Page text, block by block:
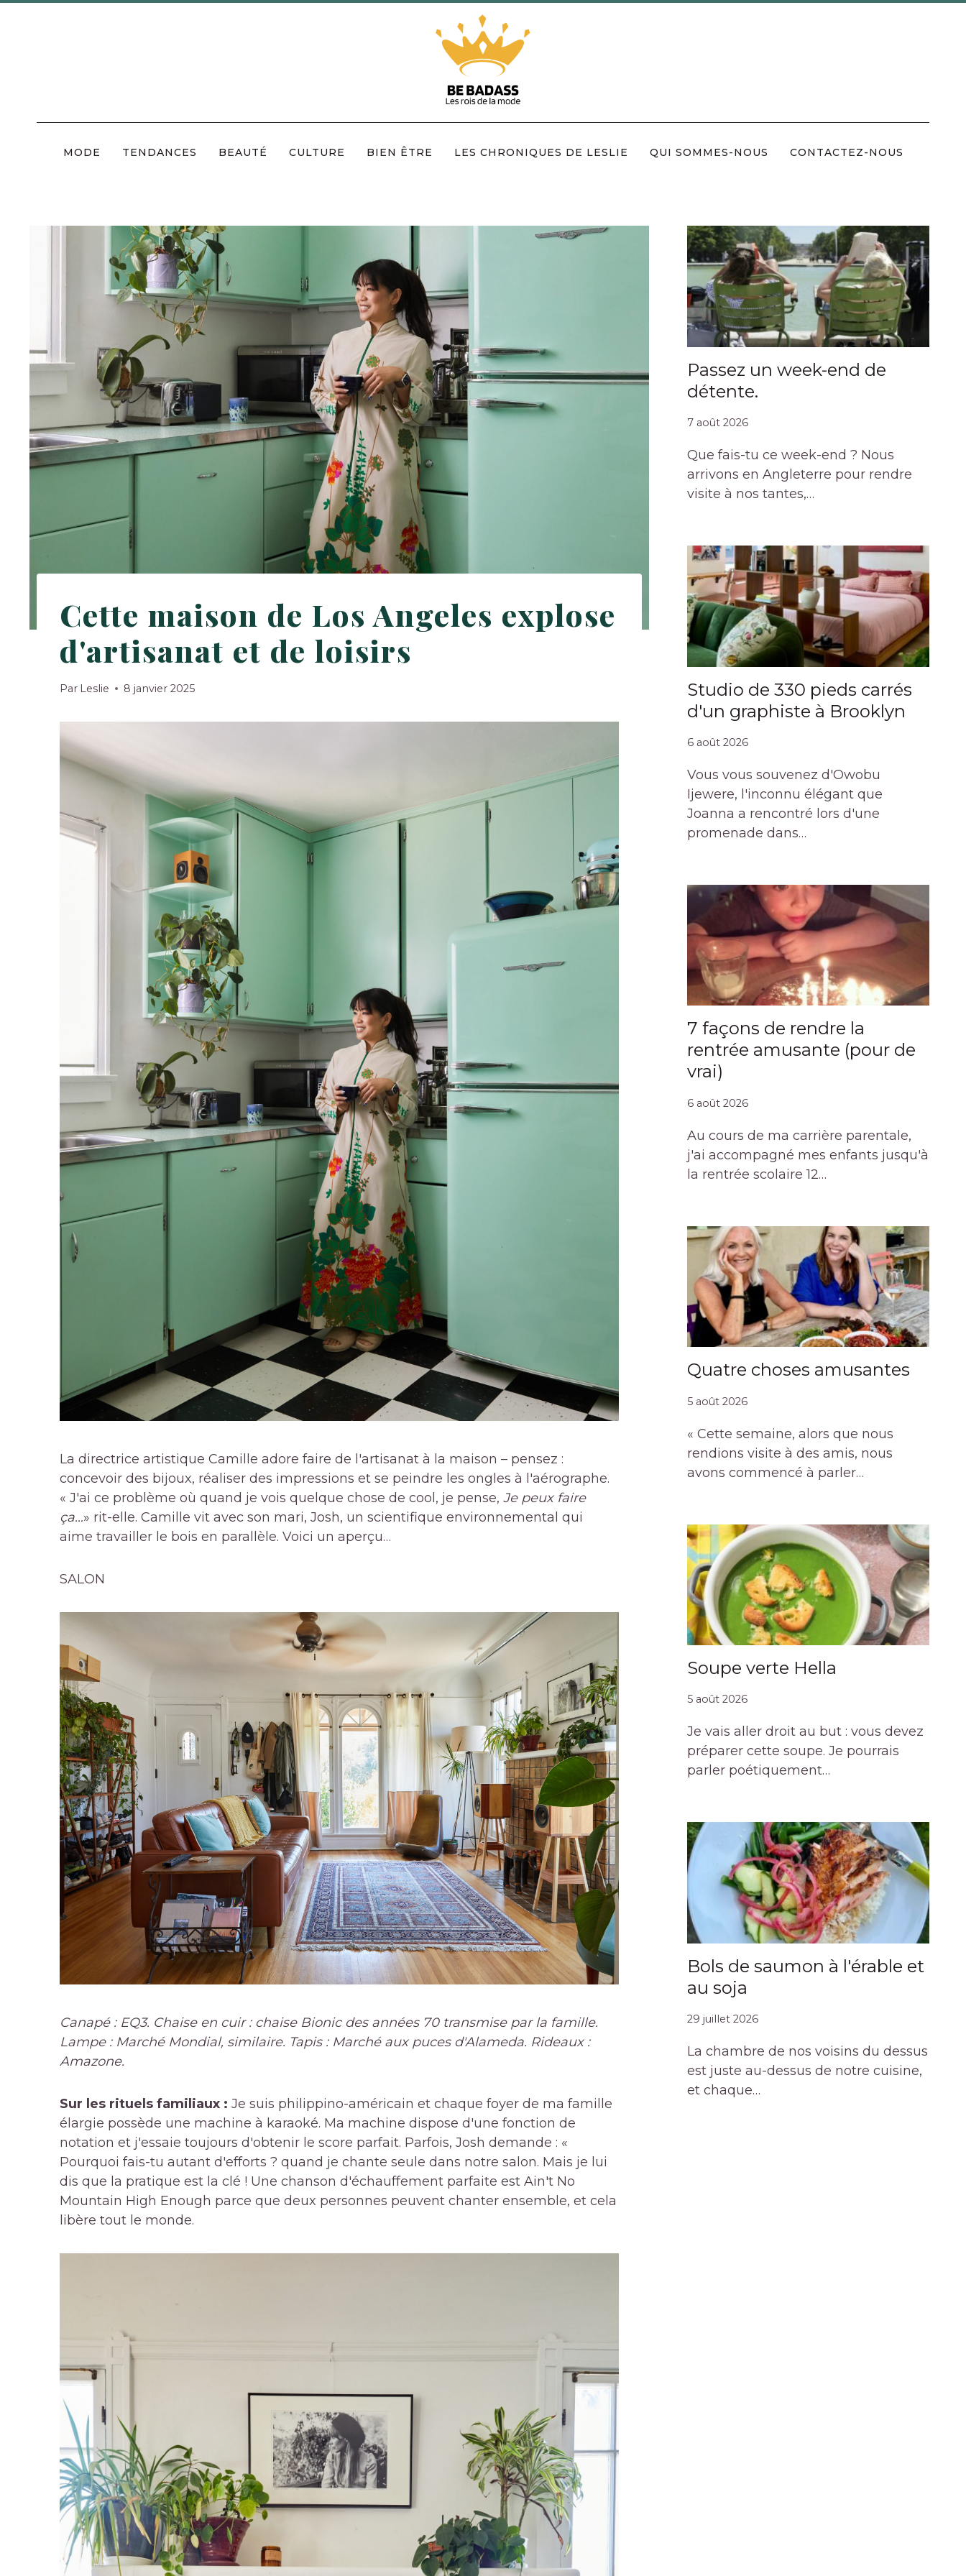
MODE TENDANCES BEAUTÉ CULTURE BIEN ÊTRE LES CHRONIQUES DE LESLIE QUI SOMMES-NOUS CONTACTEZ-NOUS
Cette maison de Los Angeles explose
d'artisanat et de loisirs
Par Leslie 8 janvier 2025
La directrice artistique Camille adore faire de l'artisanat à la maison – pensez :
concevoir des bijoux, réaliser des impressions et se peindre les ongles à l'aérographe.
« J'ai ce problème où quand je vois quelque chose de cool, je pense, Je peux faire
ça…» rit-elle. Camille vit avec son mari, Josh, un scientifique environnemental qui
aime travailler le bois en parallèle. Voici un aperçu…
SALON
Canapé : EQ3. Chaise en cuir : chaise Bionic des années 70 transmise par la famille.
Lampe : Marché Mondial, similaire. Tapis : Marché aux puces d'Alameda. Rideaux :
Amazone.
Sur les rituels familiaux : Je suis philippino-américain et chaque foyer de ma famille
élargie possède une machine à karaoké. Ma machine dispose d'une fonction de
notation et j'essaie toujours d'obtenir le score parfait. Parfois, Josh demande : «
Pourquoi fais-tu autant d'efforts ? quand je chante seule dans notre salon. Mais je lui
dis que la pratique est la clé ! Une chanson d'échauffement parfaite est Ain't No
Mountain High Enough parce que deux personnes peuvent chanter ensemble, et cela
libère tout le monde.
Passez un week-end de
détente.
7 août 2026
Que fais-tu ce week-end ? Nous
arrivons en Angleterre pour rendre
visite à nos tantes,…
Studio de 330 pieds carrés
d'un graphiste à Brooklyn
6 août 2026
Vous vous souvenez d'Owobu
Ijewere, l'inconnu élégant que
Joanna a rencontré lors d'une
promenade dans…
7 façons de rendre la
rentrée amusante (pour de
vrai)
6 août 2026
Au cours de ma carrière parentale,
j'ai accompagné mes enfants jusqu'à
la rentrée scolaire 12…
Quatre choses amusantes
5 août 2026
« Cette semaine, alors que nous
rendions visite à des amis, nous
avons commencé à parler…
Soupe verte Hella
5 août 2026
Je vais aller droit au but : vous devez
préparer cette soupe. Je pourrais
parler poétiquement…
Bols de saumon à l'érable et
au soja
29 juillet 2026
La chambre de nos voisins du dessus
est juste au-dessus de notre cuisine,
et chaque…